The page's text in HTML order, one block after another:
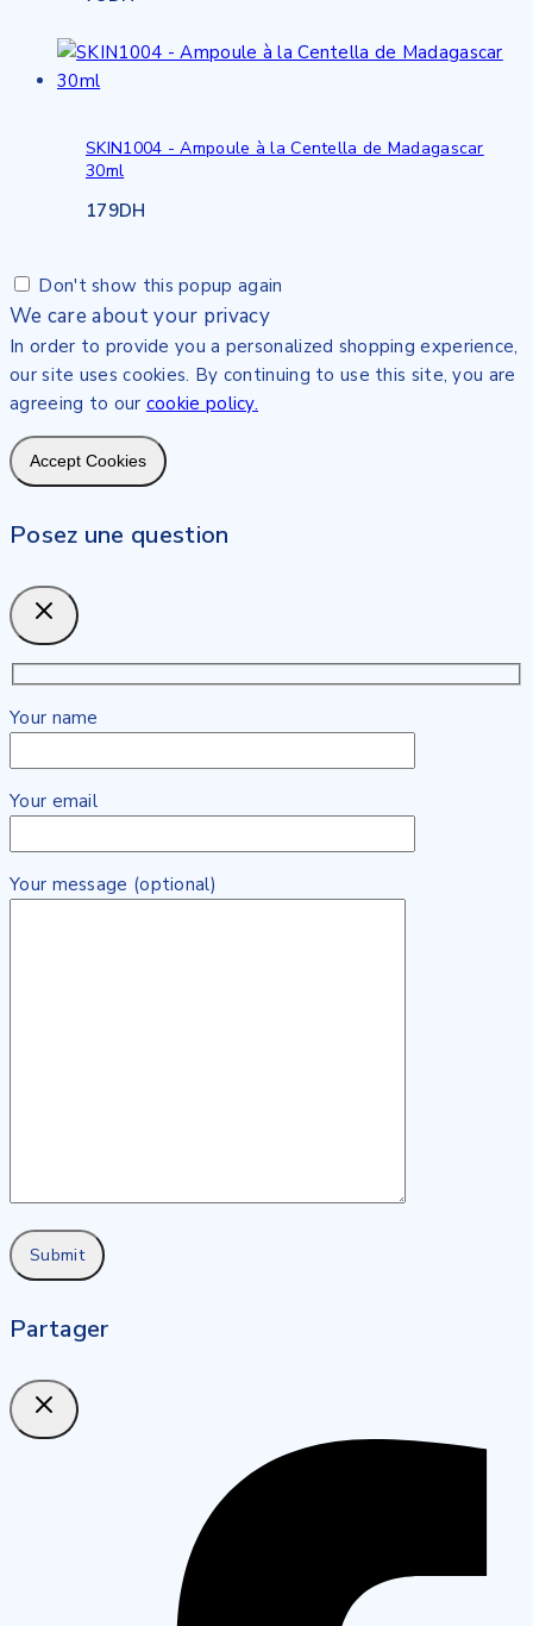
SKIN1004 - Ampoule à la Centella de Madagascar
30ml
179DH
Don't show this popup again
We care about your privacy
In order to provide you a personalized shopping experience,
our site uses cookies. By continuing to use this site, you are
agreeing to our cookie policy.
Accept Cookies
Posez une question
Your name
Your email
Your message (optional)
Partager